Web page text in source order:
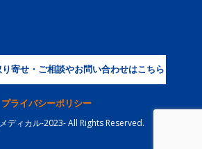
寄せ・ご相談やお問い合わせはこちら
プライバシーポリシー
ディカル-2023- All Rights Reserved.